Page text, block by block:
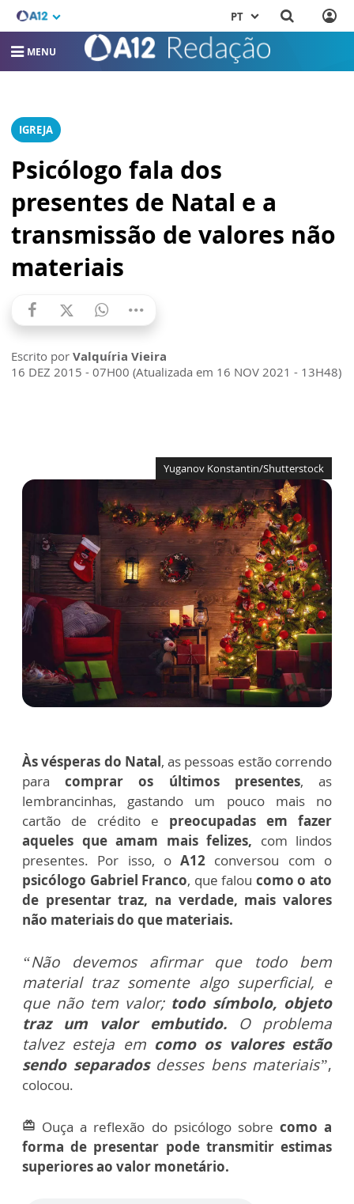
PT
MENU
IGREJA
Psicólogo fala dos
presentes de Natal e a
transmissão de valores não
materiais
Escrito por Valquíria Vieira
16 DEZ 2015 - 07H00 (Atualizada em 16 NOV 2021 - 13H48)
Yuganov Konstantin/Shutterstock
Às vésperas do Natal, as pessoas estão correndo
paracomprar os últimos presentes, as
lembrancinhas, gastando um pouco mais no
cartão de crédito e preocupadas em fazer
aqueles que amam mais felizes, com lindos
presentes. Por isso, oA12 conversou com o
psicólogo Gabriel Franco, que falou como o ato
de presentar traz, na verdade, mais valores
não materiais do que materiais.
“Não devemos afirmar que todo bem
material traz somente algo superficial, e
que não tem valor; todo símbolo, objeto
traz um valor embutido. O problema
talvez esteja em como os valores estão
sendo separadosdesses bens materiais”,
colocou.
card_giftcard Ouça a reflexão do psicólogo sobre como a
forma de presentar pode transmitir estimas
superiores ao valor monetário.